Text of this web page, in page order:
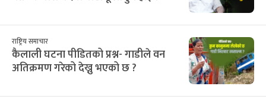
राष्ट्रिय समाचार
कैलाली घटना पीडितको प्रश्न- गाडीले वन
अतिक्रमण गरेको देख्नु भएको छ ?